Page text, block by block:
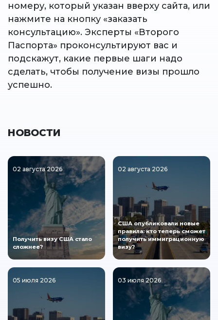
номеру, который указан вверху сайта, или
нажмите на кнопку «заказать
консультацию». Эксперты «Второго
Паспорта» проконсультируют вас и
подскажут, какие первые шаги надо
сделать, чтобы получение визы прошло
успешно.
НОВОСТИ
02 августа 2026
Получить визу США стало
сложнее?
02 августа 2026
США опубликовали новые
правила: кто теперь сможет
получить иммиграционную
визу?
05 июля 2026 03 июля 2026